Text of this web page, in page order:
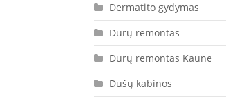
Dermatito gydymas
Durų remontas
Durų remontas Kaune
Dušų kabinos